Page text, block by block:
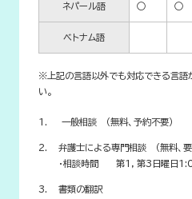
ネパール語 ○ ○
ベトナム語
※上記の言語以外でも対応できる言語
い。
一般相談 （無料、予約不要）
弁護士による専門相談 （無料、要
・相談時間 第1，第3日曜日
書類の翻訳